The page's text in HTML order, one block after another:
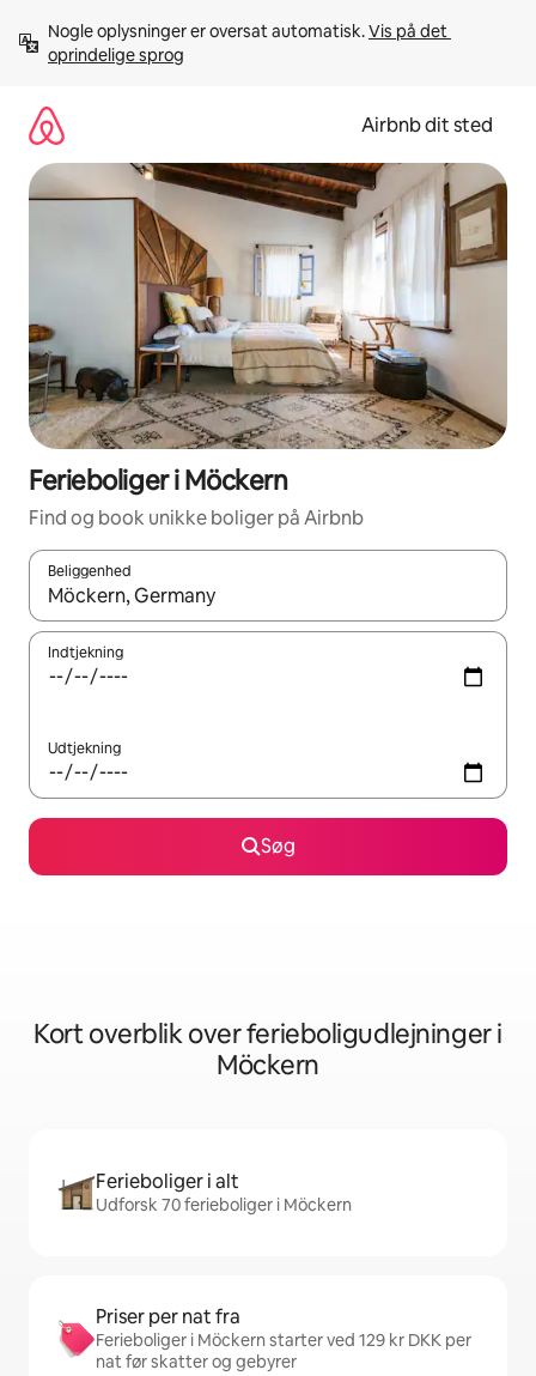
videre
Nogle oplysninger er oversat automatisk. Vis på det
oprindelige sprog
Airbnb dit sted
Ferieboliger i Möckern
Find og book unikke boliger på Airbnb
Beliggenhed
Når resultaterne er tilgængelige, skal du navigere med
Indtjekning
Udtjekning
Søg
Kort overblik over ferieboligudlejninger i
Möckern
Ferieboliger i alt
Udforsk 70 ferieboliger i Möckern
Priser per nat fra
Ferieboliger i Möckern starter ved 129 kr DKK per
nat før skatter og gebyrer